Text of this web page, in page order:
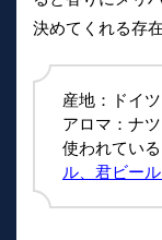
決めてくれる存
産地：ドイ
アロマ：ナ
使われてい
ル、君ビール